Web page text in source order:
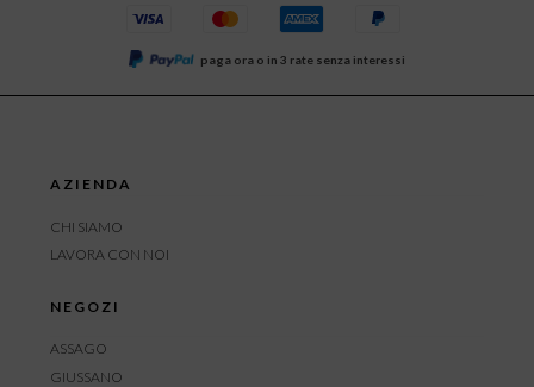
paga ora o in 3 rate senza interessi
AZIENDA
CHI SIAMO
LAVORA CON NOI
NEGOZI
ASSAGO
GIUSSANO